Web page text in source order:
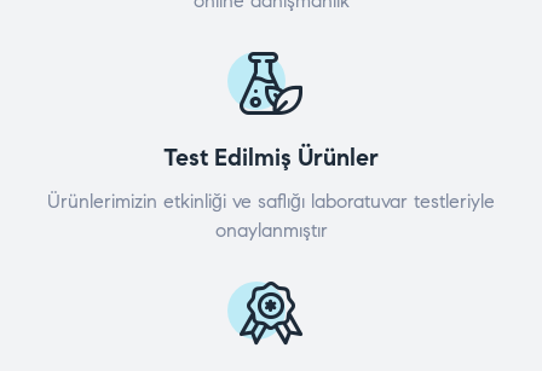
Test Edilmiş Ürünler
Ürünlerimizin etkinliği ve saflığı laboratuvar testleriyle
onaylanmıştır